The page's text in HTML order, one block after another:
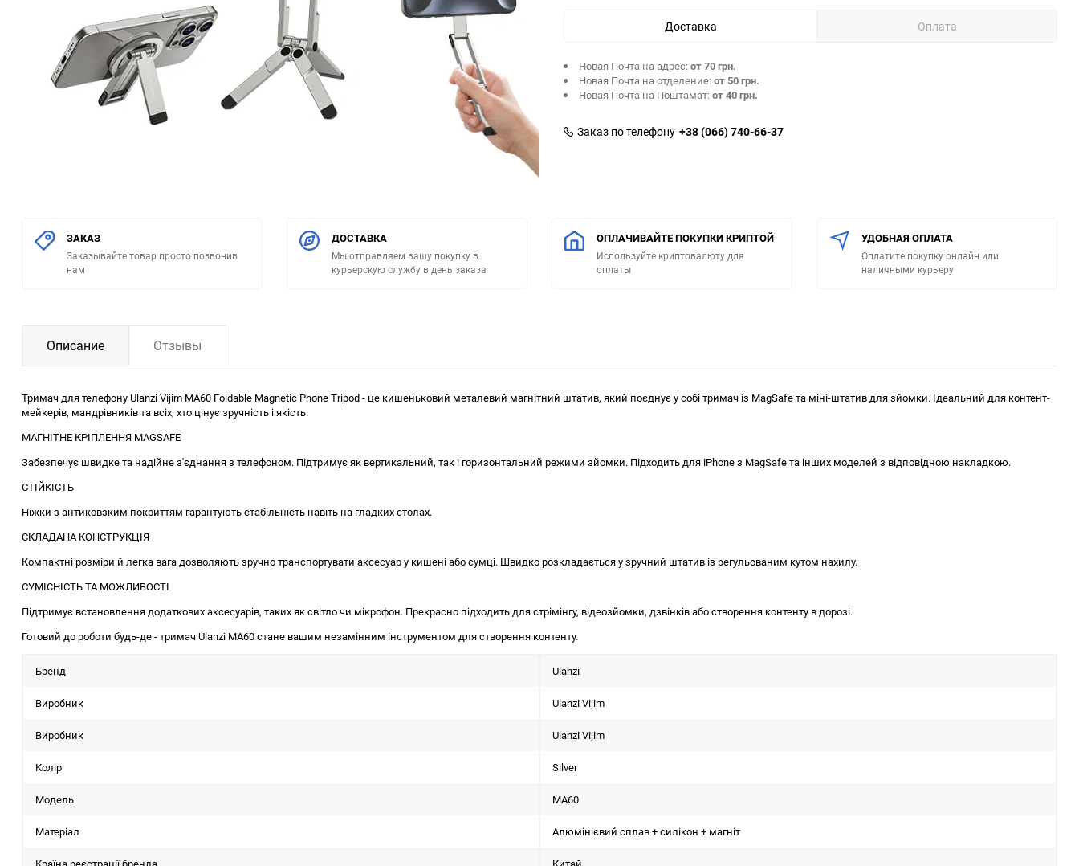
Доставка Оплата
Новая Почта на адрес:от 70 грн.
Новая Почта на отделение:от 50 грн.
Новая Почта на Поштамат:от 40 грн.
Заказ по телефону +38 (066) 740-66-37
ЗАКАЗ
Заказывайте товар просто позвонив
нам
ДОСТАВКА
Мы отправляем вашу покупку в
курьерскую службу в день заказа
ОПЛАЧИВАЙТЕ ПОКУПКИ КРИПТОЙ
Используйте криптовалюту для
оплаты
УДОБНАЯ ОПЛАТА
Оплатите покупку онлайн или
наличными курьеру
Описание Отзывы
Тримач для телефону Ulanzi Vijim MA60 Foldable Magnetic Phone Tripod - це кишеньковий металевий магнітний штатив, який поєднує у собі тримач із MagSafe та міні-штатив для зйомки. Ідеальний для контент-
мейкерів, мандрівників та всіх, хто цінує зручність і якість.
МАГНІТНЕ КРІПЛЕННЯ MAGSAFE
Забезпечує швидке та надійне з'єднання з телефоном. Підтримує як вертикальний, так і горизонтальний режими зйомки. Підходить для iPhone з MagSafe та інших моделей з відповідною накладкою.
СТІЙКІСТЬ
Ніжки з антиковзким покриттям гарантують стабільність навіть на гладких столах.
СКЛАДАНА КОНСТРУКЦІЯ
Компактні розміри й легка вага дозволяють зручно транспортувати аксесуар у кишені або сумці. Швидко розкладається у зручний штатив із регульованим кутом нахилу.
СУМІСНІСТЬ ТА МОЖЛИВОСТІ
Підтримує встановлення додаткових аксесуарів, таких як світло чи мікрофон. Прекрасно підходить для стрімінгу, відеозйомки, дзвінків або створення контенту в дорозі.
Готовий до роботи будь-де - тримач Ulanzi MA60 стане вашим незамінним інструментом для створення контенту.
Бренд Ulanzi
Виробник Ulanzi Vijim
Виробник Ulanzi Vijim
Колір Silver
Модель MA60
Матеріал Алюмінієвий сплав + силікон + магніт